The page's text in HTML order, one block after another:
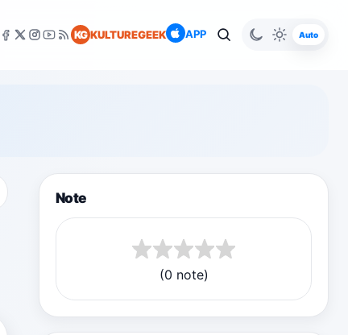
KG KULTUREGEEK APP Auto
Note
(0 note)